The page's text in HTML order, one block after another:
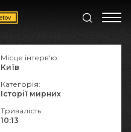
Місце інтерв'ю:
Київ
Категорія:
Історії мирних
Тривалість:
10:13